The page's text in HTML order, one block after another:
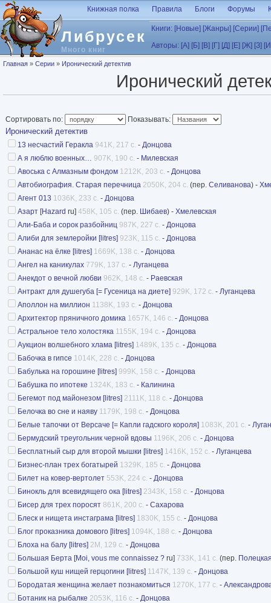
Перейти к основному содержанию
Либрусек
Много книг
Книжная полка Правила Блоги Форумы
Книги: [Новые] [Жанры] [Серии]
Авторы: [А] [Б] [В] [Г] [Д] [Е] [Ж] [З]
Вы здесь
Главная » Серии » Иронический детектив
Иронический
Сортировать по: Показывать:
Иронический детектив
13 несчастий Геракла 941K, 217 с. - Донцова
А я люблю военных… 907K, 190 с. - Милевская
Авоська с Алмазным фондом 1212K, 203 с. - Донцова
Автобиография. Старая перечница 2050K, 204 с. (пер. Селиванова) -
Агент 013 1036K, 233 с. - Донцова
Азарт [Hazard ru] 458K, 105 с. (пер. Шибаев) - Хмелевская
Али-Баба и сорок разбойниц 987K, 227 с. - Донцова
Алиби для землеройки [litres] 923K, 115 с. - Донцова
Ананас на ёлке [litres] 1669K, 138 с. - Донцова
Ангел на каникулах 779K, 137 с. - Луганцева
Анекдот о вечной любви 962K, 148 с. - Раевская
Антракт для душегуба [= Гусеница на диете] 929K, 172 с. - Луганцева
Аполлон на миллион 1138K, 193 с. - Донцова
Архитектор пряничного домика 1657K, 146 с. - Донцова
Астральное тело холостяка 1155K, 194 с. - Донцова
Аукцион волшебного хлама [litres] 1489K, 135 с. - Донцова
Бабочка в гипсе 1014K, 228 с. - Донцова
Бабулька на горошине [litres] 999K, 158 с. - Донцова
Бабушка по ипотеке 1324K, 183 с. - Калинина
Бегемот под майонезом [litres] 2111K, 118 с. - Донцова
Белочка во сне и наяву 1179K, 198 с. - Донцова
Белые тапочки от Версаче [= Капли гадского короля] 1083K, 201 с. -
Бермудский треугольник черной вдовы 1196K, 206 с. - Донцова
Бесплатный сыр для второй мышки [litres] 1416K, 152 с. - Луганцева
Бизнес-план трех богатырей 1329K, 185 с. - Донцова
Билет на ковер-вертолет 553K, 224 с. - Донцова
Бинокль для всевидящего ока [litres] 2343K, 158 с. - Донцова
Бисер для трех поросят 861K, 200 с. - Сахарова
Блеск и нищета инстаграма [litres] 1830K, 155 с. - Донцова
Блог проказника домового [litres] 1094K, 188 с. - Донцова
Блоха на балу [litres] 2M, 129 с. - Донцова
Большая Берта [Moi, vous me connaissez ? ru] 733K, 141 с. (пер.
Большой куш нищей герцогини [litres] 1147K, 139 с. - Донцова
Бородатая женщина желает познакомиться 1270K, 177 с. -
Ботаник на рыбалке 2053K, 116 с. - Донцова